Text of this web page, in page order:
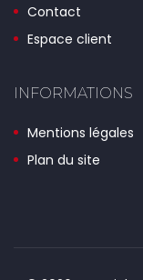
Contact
Espace client
INFORMATIONS
Mentions légales
Plan du site